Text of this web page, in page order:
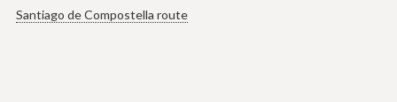
Santiago de Compostella route